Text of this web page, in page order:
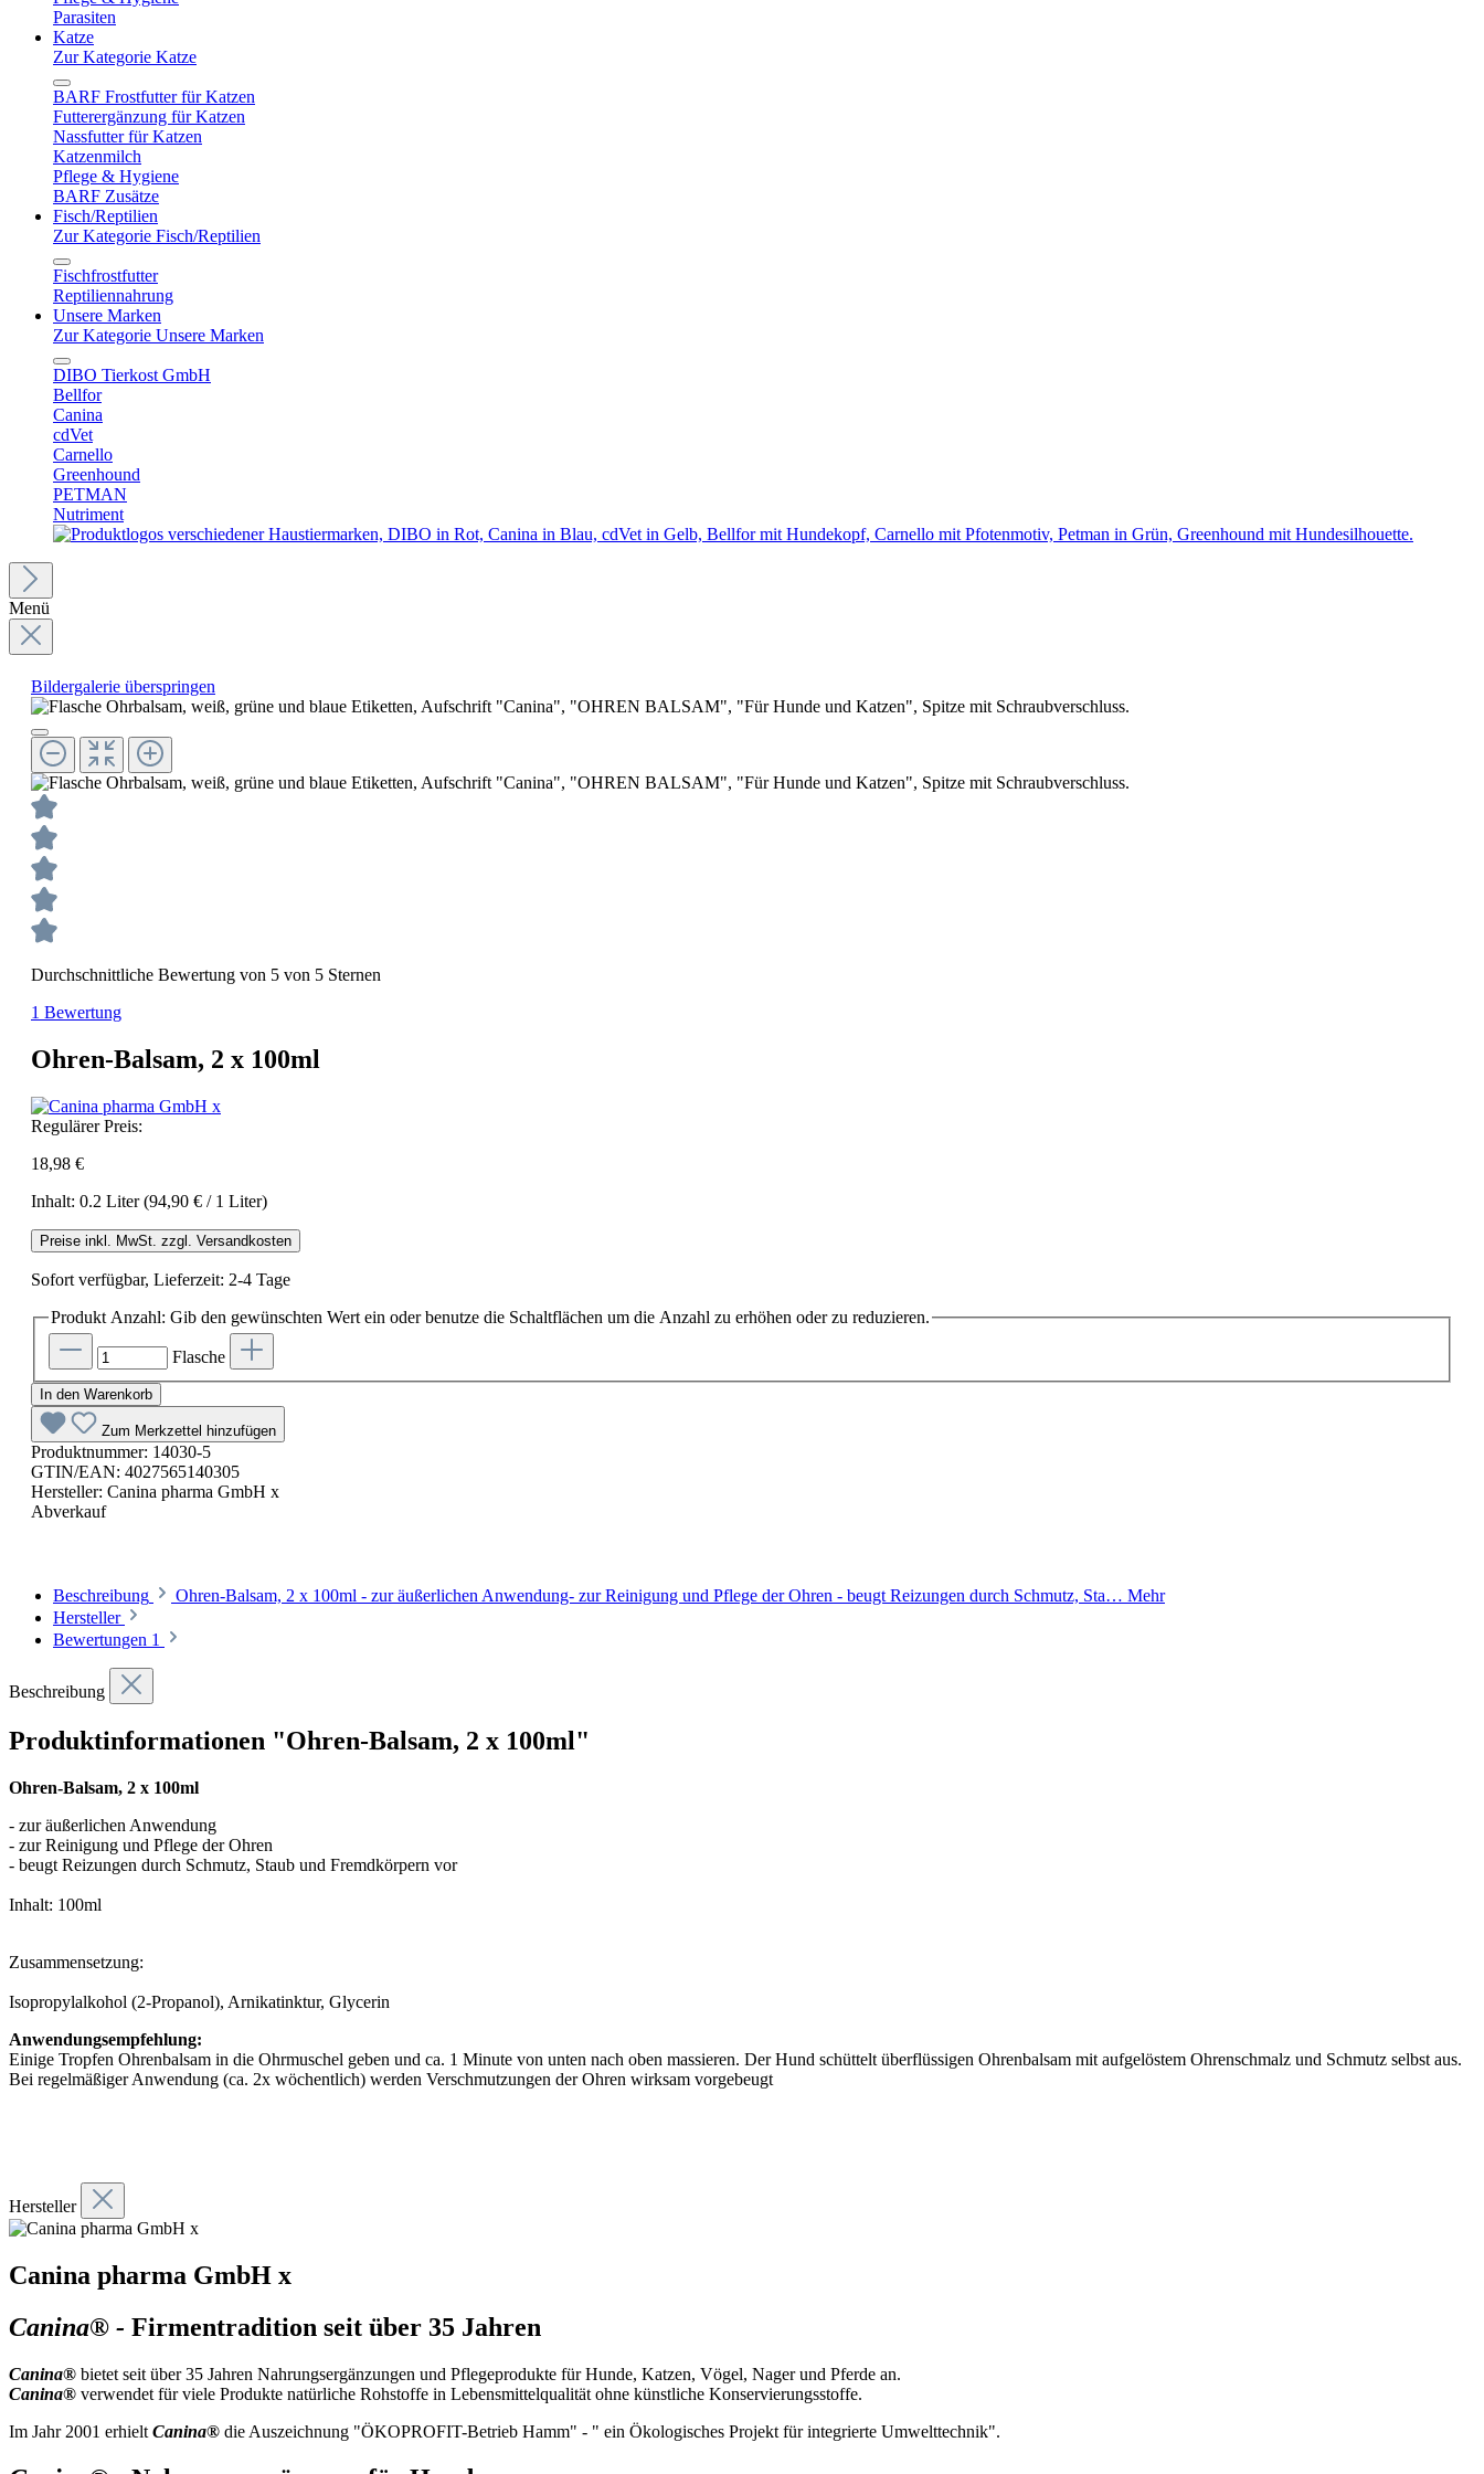
Parasiten
Katze
Zur Kategorie Katze
BARF Frostfutter für Katzen
Futterergänzung für Katzen
Nassfutter für Katzen
Katzenmilch
Pflege & Hygiene
BARF Zusätze
Fisch/Reptilien
Zur Kategorie Fisch/Reptilien
Fischfrostfutter
Reptiliennahrung
Unsere Marken
Zur Kategorie Unsere Marken
DIBO Tierkost GmbH
Bellfor
Canina
cdVet
Carnello
Greenhound
PETMAN
Nutriment
Menü
Bildergalerie überspringen
Durchschnittliche Bewertung von 5 von 5 Sternen
1 Bewertung
Ohren-Balsam, 2 x 100ml
Regulärer Preis:
18,98 €
Inhalt: 0.2 Liter(94,90 € / 1 Liter)
Preise inkl. MwSt. zzgl. Versandkosten
Sofort verfügbar, Lieferzeit: 2-4 Tage
Produkt Anzahl: Gib den gewünschten Wert ein oder benutze die Schaltflächen um die Anzahl zu erhöhen oder zu reduzieren.
Flasche
In den Warenkorb
Zum Merkzettel hinzufügen
Produktnummer: 14030-5
GTIN/EAN: 4027565140305
Hersteller: Canina pharma GmbH x
Abverkauf
Beschreibung Ohren-Balsam, 2 x 100ml - zur äußerlichen Anwendung- zur Reinigung und Pflege der Ohren - beugt Reizungen durch Schmutz, Sta… Mehr
Hersteller
Bewertungen 1
Beschreibung
Produktinformationen "Ohren-Balsam, 2 x 100ml"
Ohren-Balsam, 2 x 100ml
- zur äußerlichen Anwendung
- zur Reinigung und Pflege der Ohren
- beugt Reizungen durch Schmutz, Staub und Fremdkörpern vor
Inhalt: 100ml
Zusammensetzung:
Isopropylalkohol (2-Propanol), Arnikatinktur, Glycerin
Anwendungsempfehlung:
Einige Tropfen Ohrenbalsam in die Ohrmuschel geben und ca. 1 Minute von unten nach oben massieren. Der Hund schüttelt überflüssigen Ohrenbalsam mit aufgelöstem Ohrenschmalz und Schmutz selbst aus.
Bei regelmäßiger Anwendung (ca. 2x wöchentlich) werden Verschmutzungen der Ohren wirksam vorgebeugt
Hersteller
Canina pharma GmbH x
Canina® - Firmentradition seit über 35 Jahren
Canina® bietet seit über 35 Jahren Nahrungsergänzungen und Pflegeprodukte für Hunde, Katzen, Vögel, Nager und Pferde an.
Canina® verwendet für viele Produkte natürliche Rohstoffe in Lebensmittelqualität ohne künstliche Konservierungsstoffe.
Im Jahr 2001 erhielt Canina® die Auszeichnung "ÖKOPROFIT-Betrieb Hamm" - " ein Ökologisches Projekt für integrierte Umwelttechnik".